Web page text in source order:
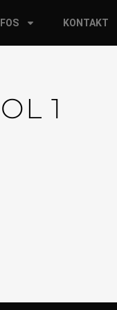
KONTAKT
1